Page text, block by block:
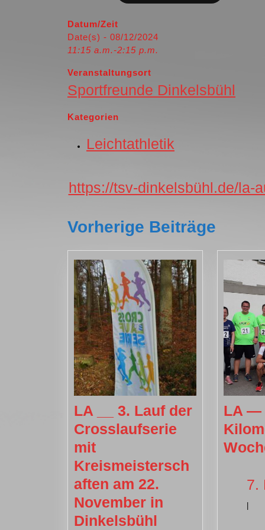
2024
Datum/Zeit
Date(s) - 08/12/2024
11:15 a.m.-2:15 p.m.
Veranstaltungsort
Sportfreunde Dinkelsbühl
Kategorien
Leichtathletik
https://tsv-dinkelsbühl.de/la-
Vorherige Beiträge
LA __ 3. Lauf der
Crosslaufserie
mit
Kreismeistersch
aften am 22.
November in
Dinkelsbühl
LA —
7.